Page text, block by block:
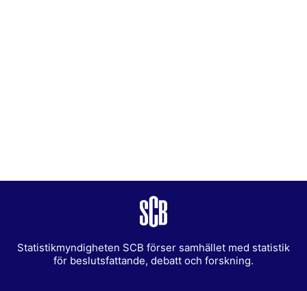
Statistikmyndigheten SCB förser samhället med statistik
för beslutsfattande, debatt och forskning.